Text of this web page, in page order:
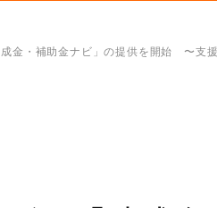
金・補助金ナビ」の提供を開始 〜支